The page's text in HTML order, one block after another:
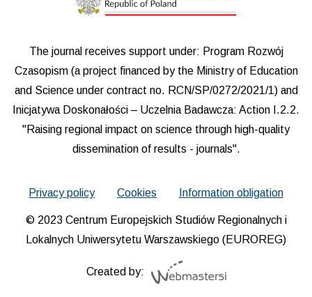
The journal receives support under: Program Rozwój
Czasopism (a project financed by the Ministry of Education
and Science under contract no. RCN/SP/0272/2021/1) and
Inicjatywa Doskonałości – Uczelnia Badawcza: Action I.2.2.
"Raising regional impact on science through high-quality
dissemination of results - journals".
Privacy policy Cookies Information obligation
© 2023 Centrum Europejskich Studiów Regionalnych i
Lokalnych Uniwersytetu Warszawskiego (EUROREG)
Created by: